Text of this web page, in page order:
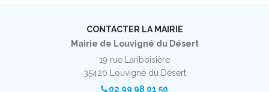
CONTACTER LA MAIRIE
Mairie de Louvigné du Désert
19 rue Lariboisière
35420 Louvigné du Désert
02 99 98 01 50